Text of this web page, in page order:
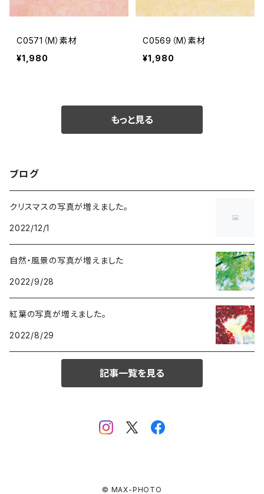
C0571（M）素材
¥1,980
C0569（M）素材
¥1,980
もっと見る
ブログ
クリスマスの写真が増えました。
2022/12/1
自然・風景の写真が増えました
2022/9/28
紅葉の写真が増えました。
2022/8/29
記事一覧を見る
© MAX-PHOTO